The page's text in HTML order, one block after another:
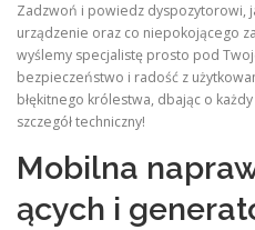
Zadzwoń i powiedz dyspozytorowi,
urządzenie oraz co niepokojącego
wyślemy specjalistę prosto pod
bezpieczeństwo i radość z
błękitnego królestwa, dbając o
szczegół techniczny!
Mobilna
ących i